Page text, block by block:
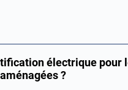
électrique pour
?